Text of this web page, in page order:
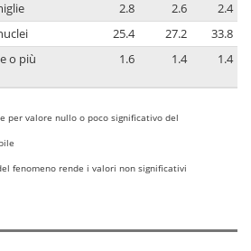
2.8 2.6
2.4
25.4 27.2
33.8
o più
1.6 1.4 1.4
per valore nullo o poco significativo del
fenomeno rende i valori non significativi